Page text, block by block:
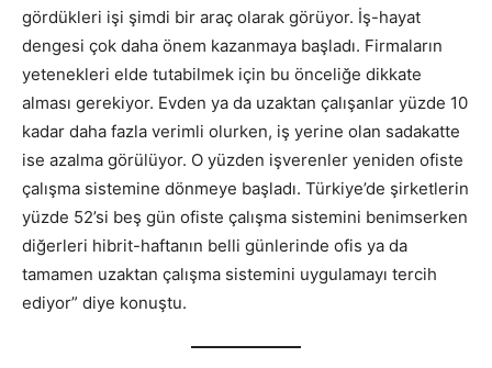
gördükleri işi şimdi bir araç olarak görüyor. İş-hayat
dengesi çok daha önem kazanmaya başladı. Firmaların
yetenekleri elde tutabilmek için bu önceliğe dikkate
alması gerekiyor. Evden ya da uzaktan çalışanlar yüzde 10
kadar daha fazla verimli olurken, iş yerine olan sadakatte
ise azalma görülüyor. O yüzden işverenler yeniden ofiste
çalışma sistemine dönmeye başladı. Türkiye’de şirketlerin
yüzde 52’si beş gün ofiste çalışma sistemini benimserken
diğerleri hibrit-haftanın belli günlerinde ofis ya da
tamamen uzaktan çalışma sistemini uygulamayı tercih
ediyor” diye konuştu.